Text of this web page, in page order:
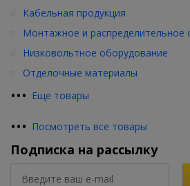
••• Еще товары
Кабельная продукция
Монтажное и распределительное
Низковольтное оборудование
Отделочные материалы
••• Посмотреть все товары
Подписка на рассылку